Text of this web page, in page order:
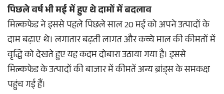
पिछले वर्ष भी मई में हुए थे दामों में बदलाव
मिल्कफेड ने इससे पहले पिछले साल 20 मई को अपने उत्पादों के
दाम बढ़ाए थे। लगातार बढ़ती लागत और कच्चे माल की कीमतों में
वृद्धि को देखते हुए यह कदम दोबारा उठाया गया है। इससे
मिल्कफेड के उत्पादों की बाजार में कीमतें अन्य ब्रांड्स के समकक्ष
पहुंच गई हैं।